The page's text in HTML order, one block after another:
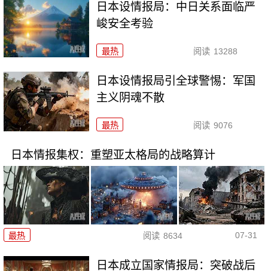
日本设情报局：中日关系面临严
峻安全考验
最热 阅读 13288
日本设情报局引全球警惕：军国
主义阴魂不散
最热 阅读 9076
日本情报集权：重塑亚太格局的战略算计
最热 阅读 8634 07-31
日本成立国家情报局：突破战后